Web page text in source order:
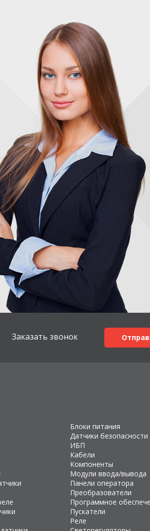
Заказать звонок
Блоки питания
Датчики безопасности
ИБП
Кабели
Компоненты
Модули ввода/вывода
Панели оператора
Преобразователи
Программное
Пускатели
Реле